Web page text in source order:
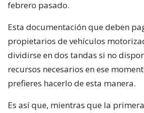
febrero pasado.
Esta documentación que deben
propietarios de vehículos
dividirse en dos tandas si no
recursos necesarios en ese
prefieres hacerlo de esta manera.
Es así que, mientras que la